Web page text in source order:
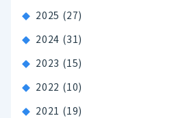
2025 (27)
2024 (31)
2023 (15)
2022 (10)
2021 (19)